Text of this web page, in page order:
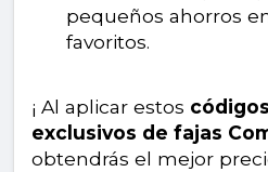
pequeños ahorros
favoritos.
¡ Al aplicar estos
exclusivos de fajas
obtendrás el mejor